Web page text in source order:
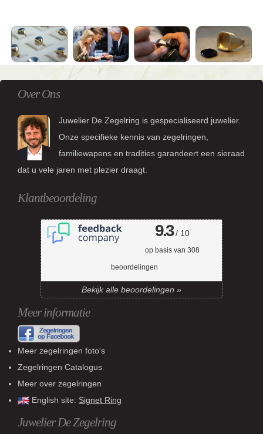
Over Ons
Juwelier De Zegelring is gespecialiseerd juwelier.
Onze specifieke kennis van zegelringen,
familiewapens en tradities garandeert een sieraad
dat u vele jaren met plezier draagt.
Klantbeoordeling
9.3/ 10
op basis van 308
beoordelingen
Bekijk alle beoordelingen »
Meer informatie
Meer zegelringen foto's
Zegelringen Catalogus
Meer over zegelringen
English site: Signet Ring
Juwelier De Zegelring